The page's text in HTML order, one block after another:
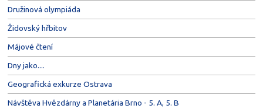
Družinová olympiáda
Židovský hřbitov
Májové čtení
Dny jako....
Geografická exkurze Ostrava
Návštěva Hvězdárny a Planetária Brno - 5. A, 5. B